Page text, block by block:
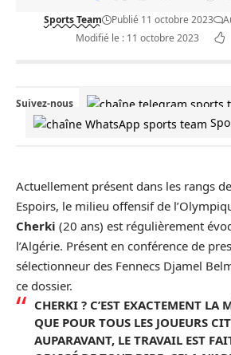
Sports Team Publié 11 octobre 2023
Modifié le : 11 octobre 2023
Suivez-nous
Actuellement présent dans les rangs
Espoirs, le milieu offensif de
Cherki (20 ans) est régulièrement
l’Algérie. Présent en conférence de
sélectionneur des Fennecs Djamel
ce dossier.
CHERKI ? C’EST EXACTEMENT LA
QUE POUR TOUS LES JOUEURS
AUPARAVANT, LE TRAVAIL EST